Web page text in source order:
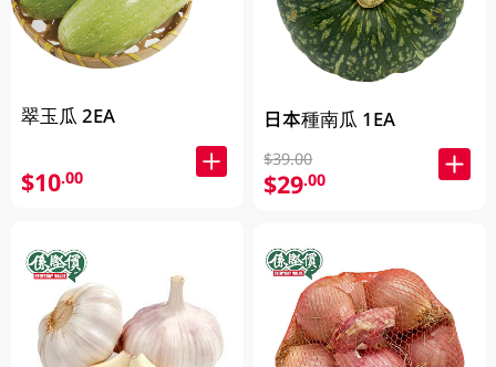
翠玉瓜 2EA
$10.00
日本種南瓜 1EA
$39.00
$29.00